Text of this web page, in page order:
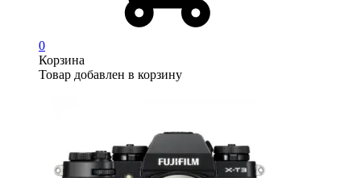
0
Корзина
Товар добавлен в корзину